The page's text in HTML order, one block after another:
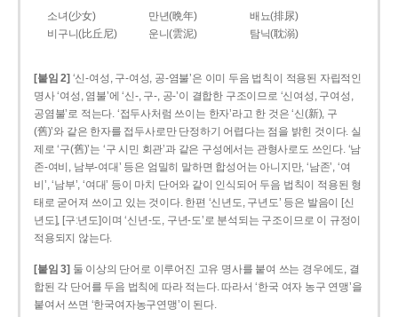
소녀(少女) 만년(晩年)
배뇨(排尿)
비구니(比丘尼)
운니(雲泥) 탐닉(耽溺)
[붙임 2] ‘신-여성, 구-여성, 공-염불’은 이미 두음 법칙이 적용된 자립적인
명사 ‘여성, 염불’에 ‘신-, 구-, 공-’이 결합한 구조이므로 ‘신여성, 구여성,
공염불’로 적는다. ‘접두사처럼 쓰이는 한자’라고 한 것은 ‘신(新), 구
(舊)’와 같은 한자를 접두사로만 단정하기 어렵다는 점을 밝힌 것이다. 실
제로 ‘구(舊)’는 ‘구 시민 회관’과 같은 구성에서는 관형사로도 쓰인다. ‘남
존­-여비, 남부-­여대’ 등은 엄밀히 말하면 합성어는 아니지만, ‘남존’, ‘여
비’, ‘남부’, ‘여대’ 등이 마치 단어와 같이 인식되어 두음 법칙이 적용된 형
태로 굳어져 쓰이고 있는 것이다. 한편 ‘신년도, 구년도’ 등은 발음이 [신
년도], [구ː년도]이며 ‘신년­-도, 구년-­도’로 분석되는 구조이므로 이 규정이
적용되지 않는다.
[붙임 3] 둘 이상의 단어로 이루어진 고유 명사를 붙여 쓰는 경우에도, 결
합된 각 단어를 두음 법칙에 따라 적는다. 따라서 ‘한국 여자 농구 연맹’을
붙여서 쓰면 ‘한국여자농구연맹’이 된다.